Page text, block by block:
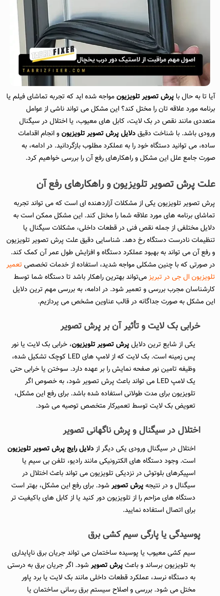
آیا تا به حال با پرش تصویر تلویزیونمواجه شده اید که تجربه تماشای فیلم یا
برنامه مورد علاقه تان را مختل کند؟ این مشکل می تواند ناشی از عوامل
متعددی مانند نقص در بک لایت، کابل های معیوب، یا اختلال در سیگنال
ورودی باشد. با شناخت دقیقدلایل پرش تصویرتلویزیونو انجام اقدامات
ساده، می توانید دستگاه خود را به عملکرد مطلوب بازگردانید. در ادامه، به
صورت جامع علل این مشکل و راهکارهای رفع آن را بررسی خواهیم کرد.
علت پرش تصویر تلویزیون و راهکارهای رفع آن
پرش تصویر تلویزیون یکی از مشکلات آزاردهنده ای است که می تواند تجربه
تماشای برنامه های مورد علاقه شما را مختل کند. این مشکل ممکن است به
دلایل مختلفی از جمله نقص فنی در قطعات داخلی، مشکلات سیگنال یا
تنظیمات نادرست دستگاه رخ دهد. شناسایی دقیق علت پرش تصویر تلویزیون
و رفع آن می تواند به بهبود عملکرد دستگاه و افزایش طول عمر آن کمک کند.
در صورتی که با چنین مشکلی مواجه شدید، استفاده از خدمات تخصصی تعمیر
تلویزیون ال جی در تبریزمی‌تواند بهترین راهکار باشد تا دستگاه شما توسط
کارشناسان مجرب بررسی و تعمیر شود. در ادامه، به بررسی مهم ترین دلایل
این مشکل به صورت جداگانه در قالب عناوین مشخص می پردازیم.
خرابی بک لایت و تأثیر آن بر پرش تصویر
یکی از شایع ترین دلایلپرش تصویر تلویزیون، خرابی بک لایت یا نور
پس زمینه است. بک لایت که از لامپ های LED کوچک تشکیل شده،
وظیفه تامین نور صفحه نمایش را بر عهده دارد. سوختن یا خرابی حتی
یک لامپ LED می تواند باعث پرش تصویر شود، به خصوص اگر
تلویزیون برای مدت طولانی استفاده شده باشد. برای رفع این مشکل،
تعویض بک لایت توسط تعمیرکار متخصص توصیه می شود.
اختلال در سیگنال و پرش ناگهانی تصویر
اختلال در سیگنال ورودی یکی دیگر ازدلایل رایج پرش تصویر تلویزیون
است. وجود دستگاه های الکترونیکی مانند رادیو، تلفن بی سیم یا
اسپیکرهای بلوتوثی در نزدیکی تلویزیون می تواند باعث اختلال در
سیگنال و در نتیجهپرش تصویر شود. برای رفع این مشکل، بهتر است
دستگاه های مزاحم را از تلویزیون دور کنید یا از کابل های باکیفیت تر
برای اتصال استفاده نمایید.
پوسیدگی یا پارگی سیم کشی برق
سیم کشی معیوب یا پوسیده ساختمان می تواند جریان برق ناپایداری
به تلویزیون برساند و باعثپرش تصویر شود. اگر جریان برق به درستی
به دستگاه نرسد، عملکرد قطعات داخلی مانند بک لایت یا برد پاور
مختل می شود. بررسی و اصلاح سیستم برق رسانی ساختمان یا